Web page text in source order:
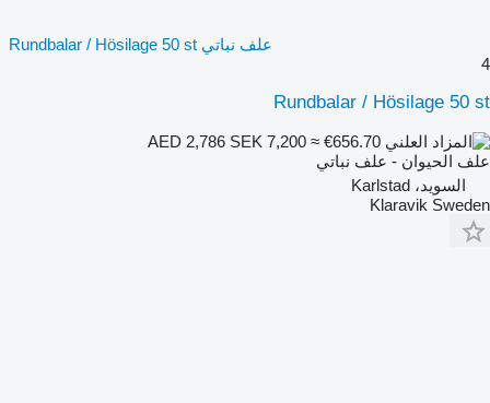
علف نباتي Rundbalar / Hösilage 50 st
4
Rundbalar / Hösilage 50 st
SEK 7,200 ≈ €656.70
علف الحيوان - علف نباتي
السويد، Karlstad
Klaravik Sweden